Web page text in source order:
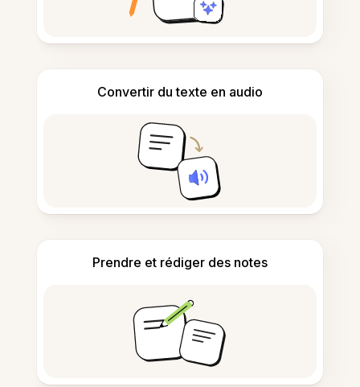
Convertir du texte en audio
Prendre et rédiger des notes